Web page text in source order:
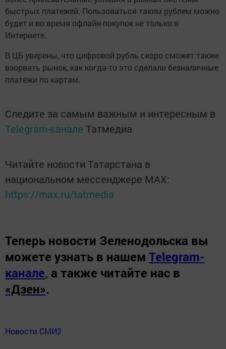
быстрых платежей. Пользоваться таким рублем можно
будет и во время офлайн-покупок не только в
Интернете.
В ЦБ уверены, что цифровой рубль скоро сможет также
взорвать рынок, как когда-то это сделали безналичные
платежи по картам.
Следите за самым важным и интересным в
Telegram-канале Татмедиа
Читайте новости Татарстана в
национальном мессенджере MАХ:
https://max.ru/tatmedia
Теперь новости Зеленодольска вы
можете узнать в нашем Telegram-
канале, а также читайте нас в
«Дзен».
Новости СМИ2